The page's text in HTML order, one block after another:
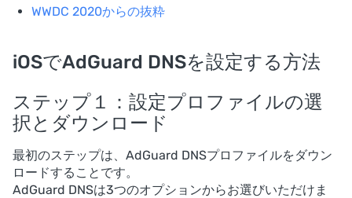
WWDC 2020からの抜粋
iOSでAdGuard DNSを設定する方法
ステップ１：設定プロファイルの選
択とダウンロード
最初のステップは、AdGuard DNSプロファイルをダウン
ロードすることです。
AdGuard DNSは3つのオプションからお選びいただけま